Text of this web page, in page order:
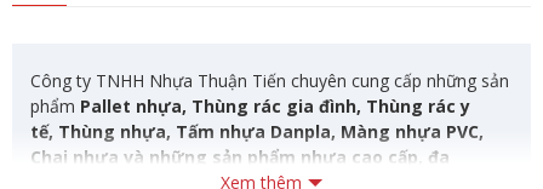
Công ty TNHH Nhựa Thuận Tiến chuyên cung cấp những sản
phẩm Pallet nhựa, Thùng rác gia đình, Thùng rác y
tế, Thùng nhựa, Tấm nhựa Danpla, Màng nhựa PVC,
Chai nhựa và những sản phẩm nhựa cao cấp, đa
dạng bền đẹp và thân thiện với môi trường.
Xem thêm